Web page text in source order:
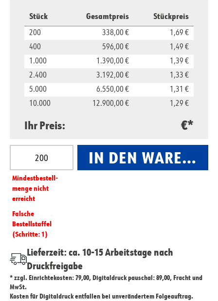
Stück Gesamtpreis Stückpreis
200 338,00 €
1,69 €
400
596,00 €
1,49 €
1.000
1.390,00 €
1,39 €
2.400
3.192,00 €
1,33 €
5.000
6.550,00 €
1,31 €
10.000
12.900,00 € 1,29 €
Ihr Preis: €*
Produkt Anzahl: Gib den gewünschten Wert ein
Mindest­­bestell­­
menge nicht
erreicht
Falsche
Bestellstaffel
(Schritte: 1)
IN DEN
Lieferzeit: ca. 10-15 Arbeitstage nach
Druckfreigabe
* zzgl. Einrichtekosten: 79,00, Digitaldruck pauschal: 89,00, Fracht und
MwSt.
Kosten für Digitaldruck entfallen bei unverändertem Folgeauftrag.